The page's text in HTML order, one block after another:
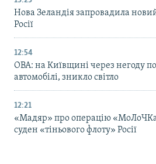
Нова Зеландія запровадила
Росії
12:54
ОВА: на Київщині через негоду
автомобілі, зникло світло
12:21
«Мадяр» про операцію
суден «тіньового флоту» Росії